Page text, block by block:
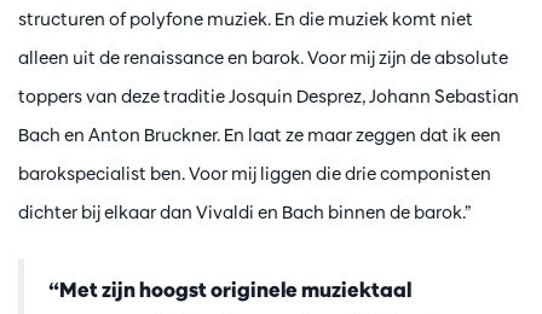
structuren of polyfone muziek. En die muziek komt niet
alleen uit de renaissance en barok. Voor mij zijn de absolute
toppers van deze traditie Josquin Desprez, Johann Sebastian
Bach en Anton Bruckner. En laat ze maar zeggen dat ik een
barokspecialist ben. Voor mij liggen die drie componisten
dichter bij elkaar dan Vivaldi en Bach binnen de barok.”
“Met zijn hoogst originele muziektaal